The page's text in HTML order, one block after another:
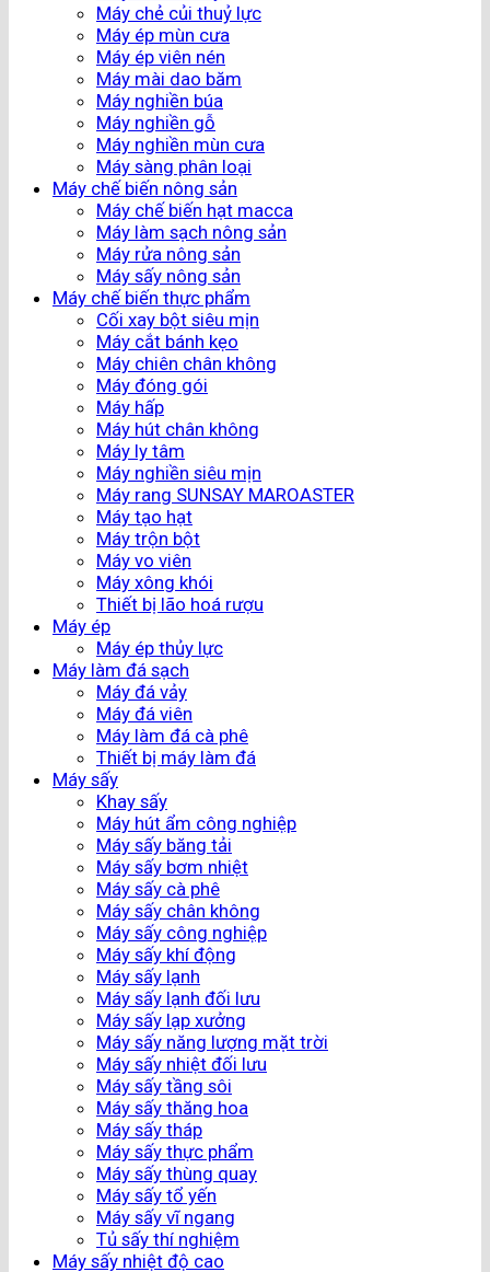
Máy chẻ củi thuỷ lực
Máy ép mùn cưa
Máy ép viên nén
Máy mài dao băm
Máy nghiền búa
Máy nghiền gỗ
Máy nghiền mùn cưa
Máy sàng phân loại
Máy chế biến nông sản
Máy chế biến hạt macca
Máy làm sạch nông sản
Máy rửa nông sản
Máy sấy nông sản
Máy chế biến thực phẩm
Cối xay bột siêu mịn
Máy cắt bánh kẹo
Máy chiên chân không
Máy đóng gói
Máy hấp
Máy hút chân không
Máy ly tâm
Máy nghiền siêu mịn
Máy rang SUNSAY MAROASTER
Máy tạo hạt
Máy trộn bột
Máy vo viên
Máy xông khói
Thiết bị lão hoá rượu
Máy ép
Máy ép thủy lực
Máy làm đá sạch
Máy đá vảy
Máy đá viên
Máy làm đá cà phê
Thiết bị máy làm đá
Máy sấy
Khay sấy
Máy hút ẩm công nghiệp
Máy sấy băng tải
Máy sấy bơm nhiệt
Máy sấy cà phê
Máy sấy chân không
Máy sấy công nghiệp
Máy sấy khí động
Máy sấy lạnh
Máy sấy lạnh đối lưu
Máy sấy lạp xưởng
Máy sấy năng lượng mặt trời
Máy sấy nhiệt đối lưu
Máy sấy tầng sôi
Máy sấy thăng hoa
Máy sấy tháp
Máy sấy thực phẩm
Máy sấy thùng quay
Máy sấy tổ yến
Máy sấy vĩ ngang
Tủ sấy thí nghiệm
Máy sấy nhiệt độ cao